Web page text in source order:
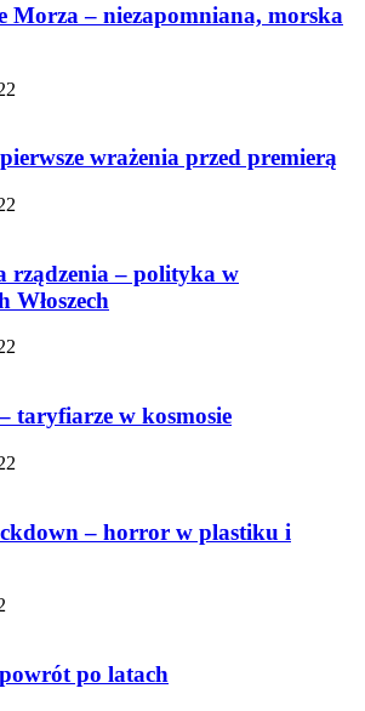
Morza – niezapomniana, morska
wrażenia przed premierą
rządzenia – polityka w
Włoszech
taryfiarze w kosmosie
– horror w plastiku i
po latach